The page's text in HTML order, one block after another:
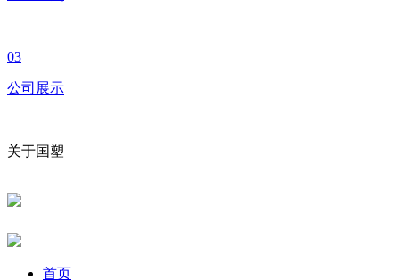
03
公司展示
关于国塑
首页